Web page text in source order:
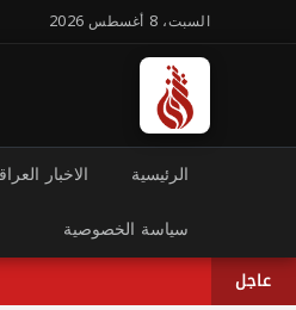
السبت، 8 أغسطس 2026
الرئيسية الاخبار
سياسة الخصوصية
عاجل